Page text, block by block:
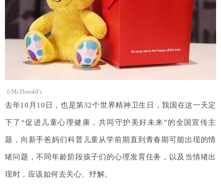
©McDonald's
去年10月10日，也是第32个世界精神卫生日，我国在这一天定
下了“促进儿童心理健康，共同守护美好未来”的全国宣传主
题，向新手爸妈们科普儿童从学前期直到青春期可能出现的情
绪问题，不同年龄阶段孩子们的心理发育任务，以及当情绪出
现时，应该如何去关心、纾解。